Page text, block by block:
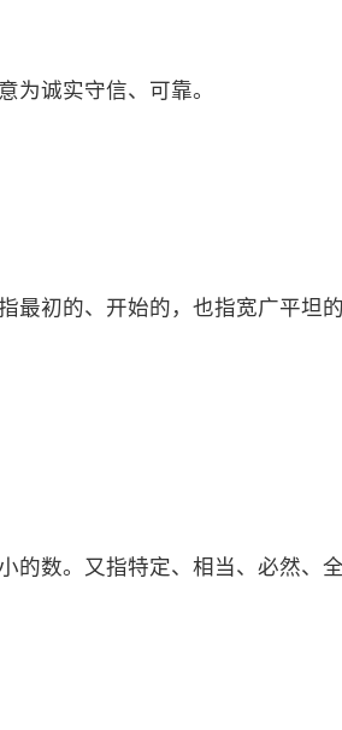
为诚实守信、可靠。
最初的、开始的，也指宽广平坦的
的数。又指特定、相当、必然、全